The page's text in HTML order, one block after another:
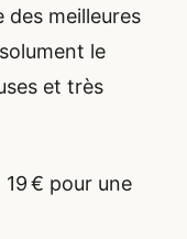
des meilleures
le
et très
€ pour une